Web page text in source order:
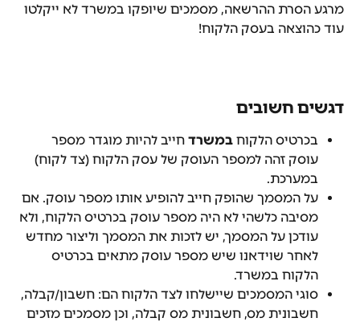
מרגע הסרת ההרשאה, מסמכים שיופקו במשרד לא ייקלטו
עוד כהוצאה בעסק הלקוח!
דגשים חשובים
בכרטיס הלקוח במשרד חייב להיות מוגדר מספר
עוסק זהה למספר העוסק של עסק הלקוח (צד לקוח)
במערכת.
על המסמך שהופק חייב להופיע אותו מספר עוסק. אם
מסיבה כלשהי לא היה מספר עוסק בכרטיס הלקוח, ולא
עודכן על המסמך, יש לזכות את המסמך וליצור מחדש
לאחר שוידאנו שיש מספר עוסק מתאים בכרטיס
הלקוח במשרד.
סוגי המסמכים שיישלחו לצד הלקוח הם: חשבון/קבלה,
חשבונית מס, חשבונית מס קבלה, וכן מסמכים מזכים